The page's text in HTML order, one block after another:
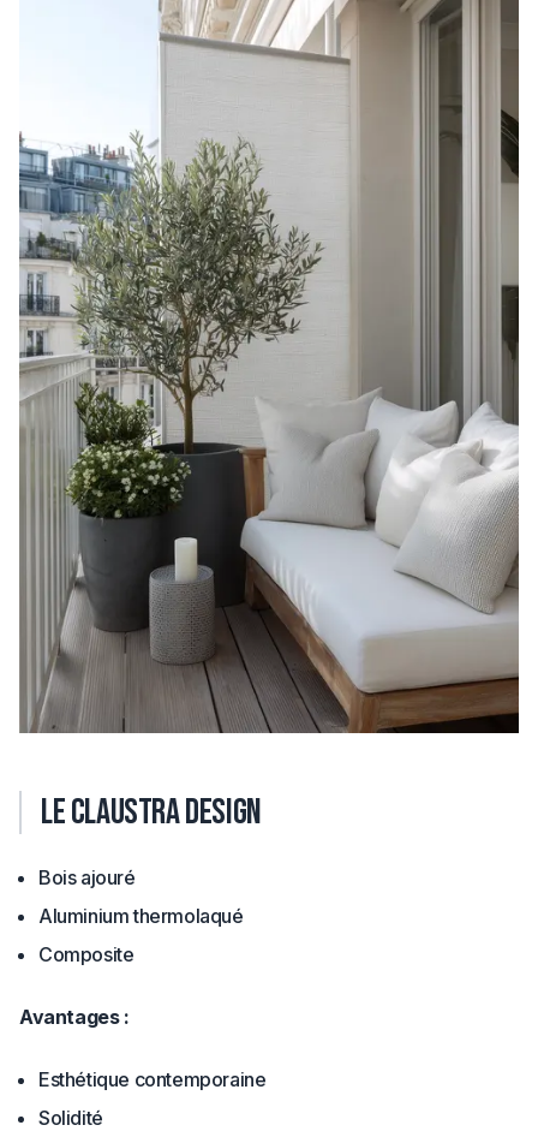
Le claustra design
Bois ajouré
Aluminium thermolaqué
Composite
Avantages :
Esthétique contemporaine
Solidité